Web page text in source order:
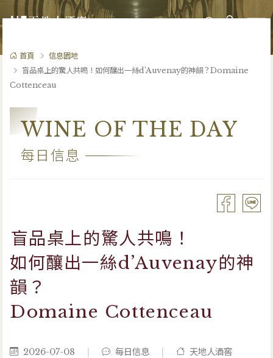
首頁
信息園地
盲品桌上的驚人共鳴！如何釀出一絲d’Auvenay的神韻？Domaine
Cottenceau
WINE OF THE DAY
每日信息
盲品桌上的驚人共鳴！
如何釀出一絲d’Auvenay的神
韻？
Domaine Cottenceau
2026-07-08 每日信息 天地人酒窖